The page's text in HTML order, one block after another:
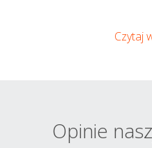
Czytaj
Opinie